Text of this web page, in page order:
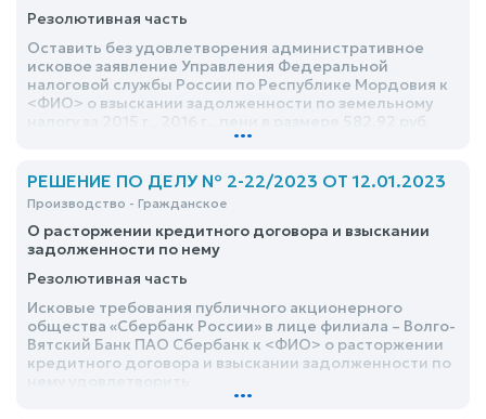
Резолютивная часть
Оставить без удовлетворения административное
исковое заявление Управления Федеральной
налоговой службы России по Республике Мордовия к
<ФИО> о взыскании задолженности по земельному
...
РЕШЕНИЕ ПО ДЕЛУ № 2-22/2023 ОТ 12.01.2023
Производство - Гражданское
О расторжении кредитного договора и взыскании
задолженности по нему
Резолютивная часть
Исковые требования публичного акционерного
общества «Сбербанк России» в лице филиала – Волго-
Вятский Банк ПАО Сбербанк к <ФИО> о расторжении
кредитного договора и взыскании задолженности по
...